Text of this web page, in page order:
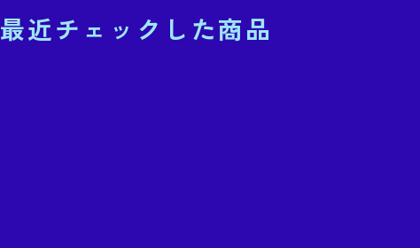
最近チェックした商品